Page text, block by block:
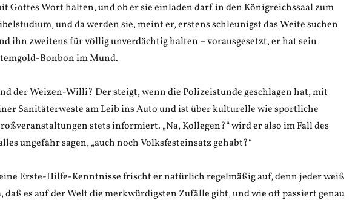
Gottes Wort halten, und ob er sie einladen darf in den Königreichssaal zum
und da werden sie, meint er, erstens schleunigst das Weite suchen
ihn zweitens für völlig unverdächtig halten – vorausgesetzt, er hat sein
Bonbon im Mund.
der Weizen-Willi? Der steigt, wenn die Polizeistunde geschlagen hat, mit
Sanitäterweste am Leib ins Auto und ist über kulturelle wie sportliche
stets informiert. „Na, Kollegen?“ wird er also im Fall des
ungefähr sagen, „auch noch Volksfesteinsatz gehabt?“
Erste-Hilfe-Kenntnisse frischt er natürlich regelmäßig auf, denn jeder weiß
daß es auf der Welt die merkwürdigsten Zufälle gibt, und wie oft passiert genau